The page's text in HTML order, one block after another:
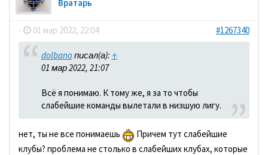
Вратарь
- 01 мар 2022, 22:04 #1267340
dolbano писал(а): ↑
01 мар 2022, 21:07
Всё я понимаю. К тому же, я за то чтобы
слабейшие команды вылетали в низшую лигу.
нет, ты не все понимаешь
Причем тут слабейшие
клубы? проблема не столько в слабейших клубах, которые